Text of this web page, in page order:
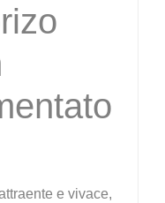
e vivace,